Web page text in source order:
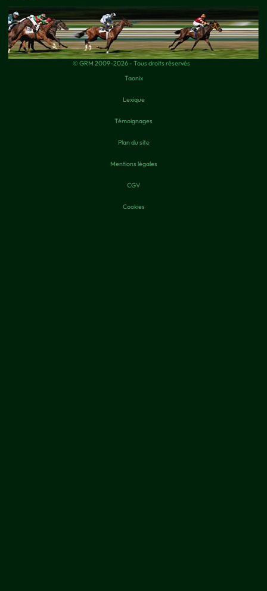
© GRM 2009-2026 - Tous droits réservés
Taonix
Lexique
Témoignages
Plan du site
Mentions légales
CGV
Cookies